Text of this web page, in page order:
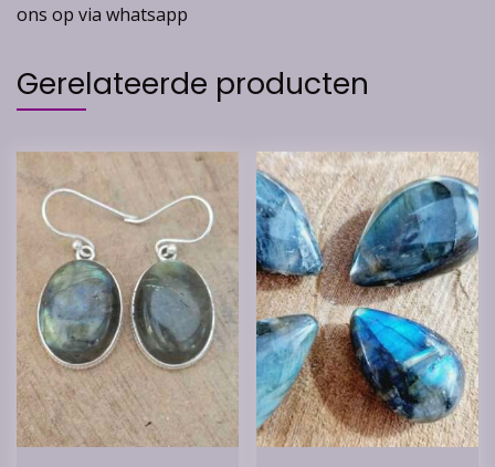
ons op via whatsapp
Gerelateerde producten